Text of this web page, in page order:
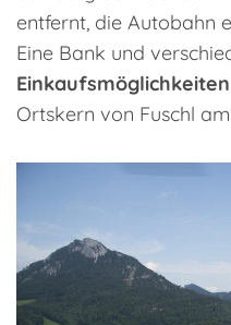
entfernt, die Autobahn
Eine Bank und
Einkaufsmöglichkeiten
Ortskern von Fuschl am